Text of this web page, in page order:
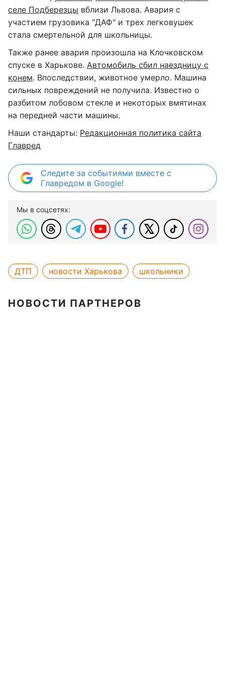
селе Подберезцы вблизи Львова. Авария с
участием грузовика "ДАФ" и трех легковушек
стала смертельной для школьницы.
Также ранее авария произошла на Клочковском
спуске в Харькове. Автомобиль сбил наездницу с
конем. Впоследствии, животное умерло. Машина
сильных повреждений не получила. Известно о
разбитом лобовом стекле и некоторых вмятинах
на передней части машины.
Наши стандарты: Редакционная политика сайта
Главред
Следите за событиями вместе с
Главредом в Google!
Мы в соцсетях:
ДТП новости Харькова школьники
НОВОСТИ ПАРТНЕРОВ